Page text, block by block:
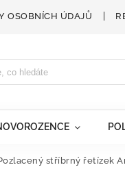
OSOBNÍCH ÚDAJŮ
stříbrný řetízek